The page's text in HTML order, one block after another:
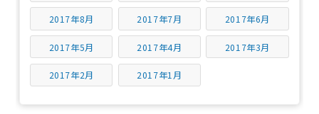
2017年8月 2017年7月 2017年6月
2017年5月 2017年4月 2017年3月
2017年2月 2017年1月